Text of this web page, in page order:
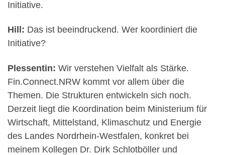
Initiative.
Hill: Das ist beeindruckend. Wer koordiniert die
Initiative?
Plessentin: Wir verstehen Vielfalt als Stärke.
Fin.Connect.NRW kommt vor allem über die
Themen. Die Strukturen entwickeln sich noch.
Derzeit liegt die Koordination beim Ministerium für
Wirtschaft, Mittelstand, Klimaschutz und Energie
des Landes Nordrhein-Westfalen, konkret bei
meinem Kollegen Dr. Dirk Schlotböller und